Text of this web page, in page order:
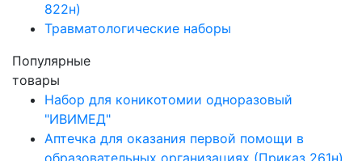
822н)
Травматологические наборы
Популярные
товары
Набор для коникотомии одноразовый
"ИВИМЕД"
Аптечка для оказания первой помощи в
образовательных организациях (Приказ 261н)